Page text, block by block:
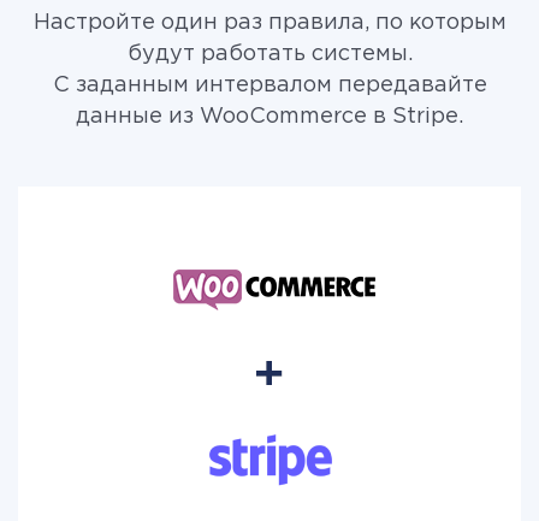
Настройте один раз правила, по которым
будут работать системы.
С заданным интервалом передавайте
данные из WooCommerce в Stripe.